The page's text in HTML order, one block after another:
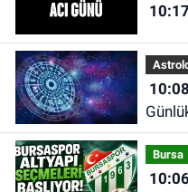
10:17
10:08
Bursa